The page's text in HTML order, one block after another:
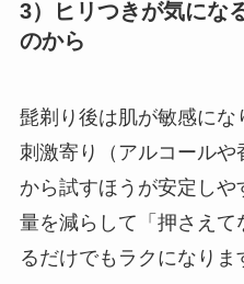
3）ヒリつきが気にな
のから
髭剃り後は肌が敏感に
刺激寄り（アルコールや
から試すほうが安定しや
量を減らして「押さえて
るだけでもラクになりま